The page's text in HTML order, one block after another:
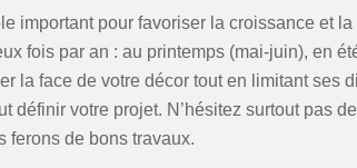
important pour favoriser la croissance et
fois par an : au printemps (mai-juin), en
la face de votre décor tout en limitant ses
définir votre projet. N’hésitez surtout pas
ferons de bons travaux.